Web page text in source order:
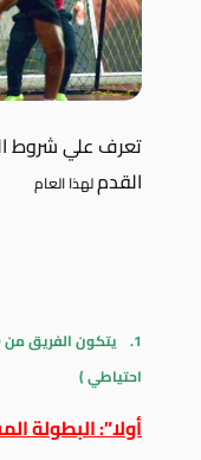
تعرف علي شروط
القدملهذا العام
1. يتكون الفريق من
احتياطي )
أولا”: البطولة